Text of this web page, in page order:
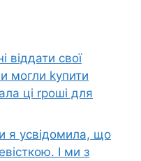
віддати свої
могли kупити
ці rроші для
я усвідомила, що
І ми з